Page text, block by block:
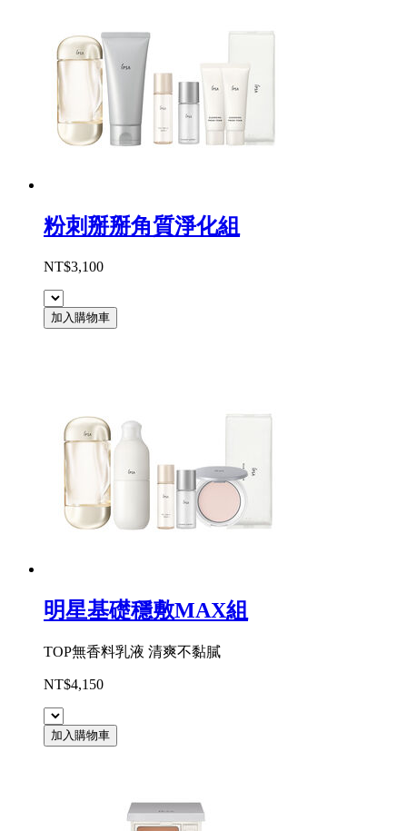
粉刺掰掰角質淨化組
NT$3,100
加入購物車
明星基礎穩敷MAX組
TOP無香料乳液 清爽不黏膩
NT$4,150
加入購物車